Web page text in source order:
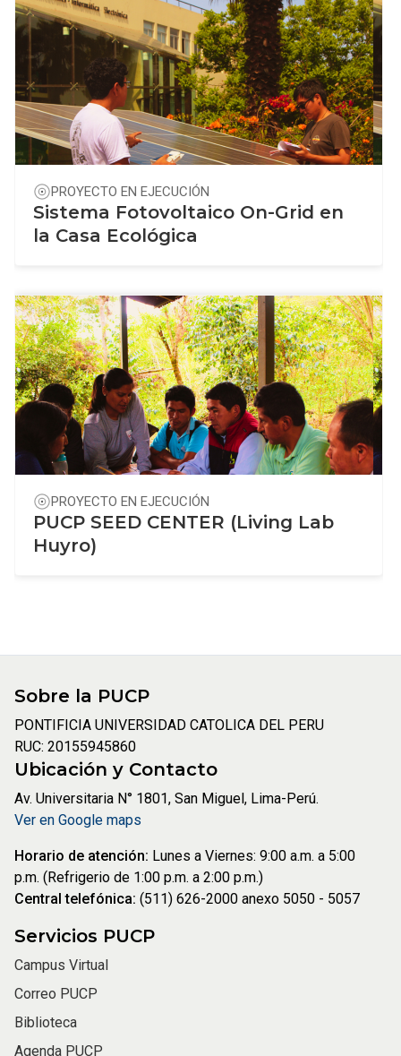
PROYECTO EN EJECUCIÓN
Sistema Fotovoltaico On-Grid en
la Casa Ecológica
PROYECTO EN EJECUCIÓN
PUCP SEED CENTER (Living Lab
Huyro)
Sobre la PUCP
PONTIFICIA UNIVERSIDAD CATOLICA DEL PERU
RUC: 20155945860
Ubicación y Contacto
Av. Universitaria N° 1801, San Miguel, Lima-Perú.
Ver en Google maps
Horario de atención: Lunes a Viernes: 9:00 a.m. a 5:00
p.m. (Refrigerio de 1:00 p.m. a 2:00 p.m.)
Central telefónica: (511) 626-2000 anexo 5050 - 5057
Servicios PUCP
Campus Virtual
Correo PUCP
Biblioteca
Agenda PUCP